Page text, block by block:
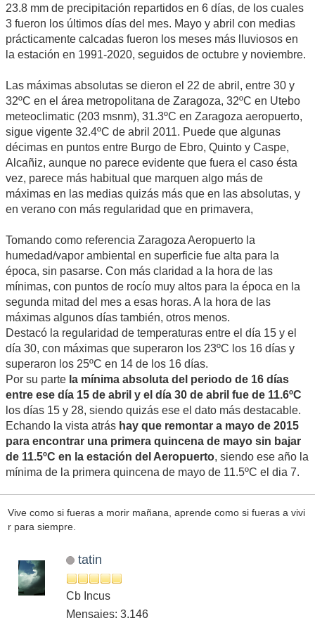
23.8 mm de precipitación repartidos en 6 días, de los cuales
3 fueron los últimos días del mes. Mayo y abril con medias
prácticamente calcadas fueron los meses más lluviosos en
la estación en 1991-2020, seguidos de octubre y noviembre.
Las máximas absolutas se dieron el 22 de abril, entre 30 y
32ºC en el área metropolitana de Zaragoza, 32ºC en Utebo
meteoclimatic (203 msnm), 31.3ºC en Zaragoza aeropuerto,
sigue vigente 32.4ºC de abril 2011. Puede que algunas
décimas en puntos entre Burgo de Ebro, Quinto y Caspe,
Alcañiz, aunque no parece evidente que fuera el caso ésta
vez, parece más habitual que marquen algo más de
máximas en las medias quizás más que en las absolutas, y
en verano con más regularidad que en primavera,
Tomando como referencia Zaragoza Aeropuerto la
humedad/vapor ambiental en superficie fue alta para la
época, sin pasarse. Con más claridad a la hora de las
mínimas, con puntos de rocío muy altos para la época en la
segunda mitad del mes a esas horas. A la hora de las
máximas algunos días también, otros menos.
Destacó la regularidad de temperaturas entre el día 15 y el
día 30, con máximas que superaron los 23ºC los 16 días y
superaron los 25ºC en 14 de los 16 días.
Por su parte la mínima absoluta del periodo de 16 días
entre ese día 15 de abril y el día 30 de abril fue de 11.6ºC
los días 15 y 28, siendo quizás ese el dato más destacable.
Echando la vista atrás hay que remontar a mayo de 2015
para encontrar una primera quincena de mayo sin bajar
de 11.5ºC en la estación del Aeropuerto, siendo ese año la
mínima de la primera quincena de mayo de 11.5ºC el dia 7.
Vive como si fueras a morir mañana, aprende como si fueras a vivi
r para siempre.
tatin
Cb Incus
Mensajes: 3,146